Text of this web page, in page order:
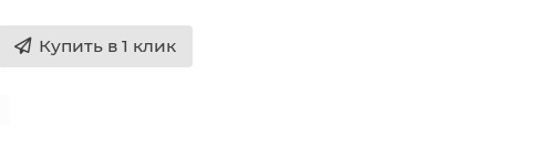
Купить в 1 клик